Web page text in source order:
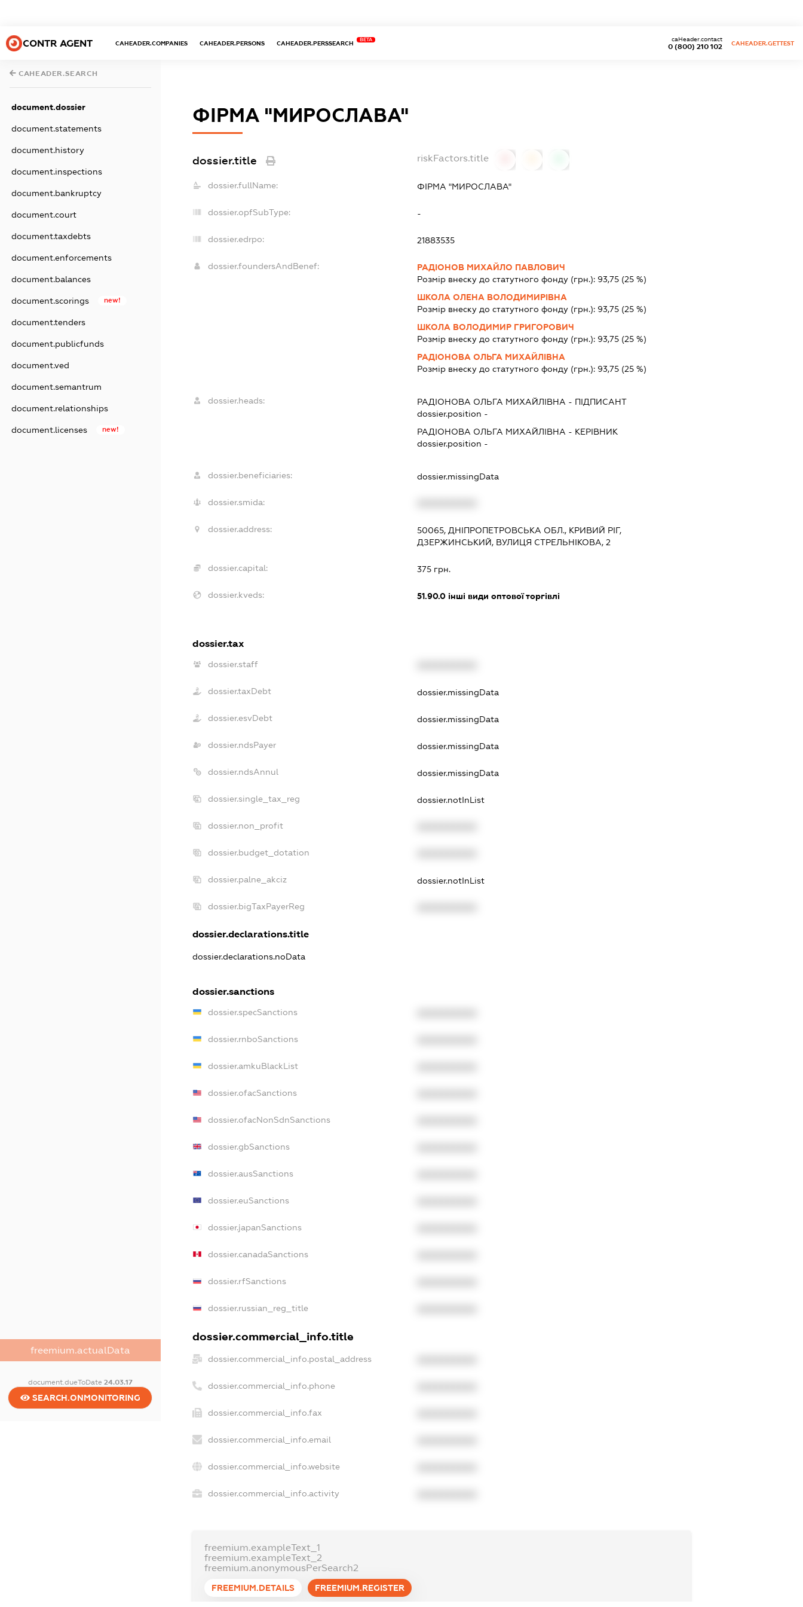
CONTR AGENT CAHEADER.COMPANIES CAHEADER.PERSONS CAHEADER.PERSSEARCH
BETA
0 (800) 210 102
caHeader.contact
CAHEADER.GETTEST
CAHEADER.SEARCH
document.dossier
document.statements
document.history
document.inspections
document.bankruptcy
document.court
document.taxdebts
document.enforcements
document.balances
document.scorings new!
document.tenders
document.publicfunds
document.ved
document.semantrum
document.relationships
document.licenses new!
freemium.actualData
document.dueToDate 24.03.17
SEARCH.ONMONITORING
ФІРМА "МИРОСЛАВА"
dossier.title riskFactors.title
dossier.fullName: ФІРМА "МИРОСЛАВА"
dossier.opfSubType: -
dossier.edrpo: 21883535
dossier.foundersAndBenef:
РАДІОНОВ МИХАЙЛО ПАВЛОВИЧ
Розмір внеску до статутного фонду (грн.): 93,75(25 %)
ШКОЛА ОЛЕНА ВОЛОДИМИРІВНА
Розмір внеску до статутного фонду (грн.): 93,75(25 %)
ШКОЛА ВОЛОДИМИР ГРИГОРОВИЧ
Розмір внеску до статутного фонду (грн.): 93,75(25 %)
РАДІОНОВА ОЛЬГА МИХАЙЛІВНА
Розмір внеску до статутного фонду (грн.): 93,75(25 %)
dossier.heads: РАДІОНОВА ОЛЬГА МИХАЙЛІВНА - ПІДПИСАНТ
dossier.position -
РАДІОНОВА ОЛЬГА МИХАЙЛІВНА - КЕРІВНИК
dossier.position -
dossier.beneficiaries: dossier.missingData
dossier.smida:
dossier.address:
50065, ДНІПРОПЕТРОВСЬКА ОБЛ., КРИВИЙ РІГ,
ДЗЕРЖИНСЬКИЙ, ВУЛИЦЯ СТРЕЛЬНІКОВА, 2
dossier.capital: 375 грн.
dossier.kveds: 51.90.0інші види оптової торгівлі
dossier.tax
dossier.staff
dossier.taxDebt dossier.missingData
dossier.esvDebt dossier.missingData
dossier.ndsPayer dossier.missingData
dossier.ndsAnnul dossier.missingData
dossier.single_tax_reg dossier.notInList
dossier.non_profit
dossier.budget_dotation
dossier.palne_akciz dossier.notInList
dossier.bigTaxPayerReg
dossier.declarations.title
dossier.declarations.noData
dossier.sanctions
dossier.specSanctions
dossier.rnboSanctions
dossier.amkuBlackList
dossier.ofacSanctions
dossier.ofacNonSdnSanctions
dossier.gbSanctions
dossier.ausSanctions
dossier.euSanctions
dossier.japanSanctions
dossier.canadaSanctions
dossier.rfSanctions
dossier.russian_reg_title
dossier.commercial_info.title
dossier.commercial_info.postal_address
dossier.commercial_info.phone
dossier.commercial_info.fax
dossier.commercial_info.email
dossier.commercial_info.website
dossier.commercial_info.activity
freemium.exampleText_1
freemium.exampleText_2
freemium.anonymousPerSearch2
FREEMIUM.DETAILS FREEMIUM.REGISTER